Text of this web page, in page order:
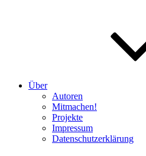
Über
Autoren
Mitmachen!
Projekte
Impressum
Datenschutzerklärung